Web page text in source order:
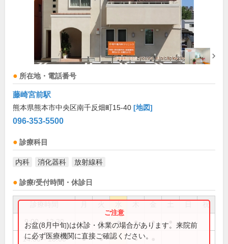
所在地・電話番号
藤崎宮前駅
熊本県熊本市中央区南千反畑町15-40 [地図]
096-353-5500
診療科目
内科 消化器科 放射線科
診療/受付時間・休診日
祝
9:00～12:30 ● ● ● ● ●
14:30～18:00 ● ● ●
お盆(8月中旬)は休診・休業の場合があります。来院前
に必ず医療機関に直接ご確認ください。